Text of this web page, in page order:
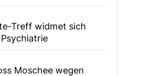
Treff widmet sich
Moschee wegen